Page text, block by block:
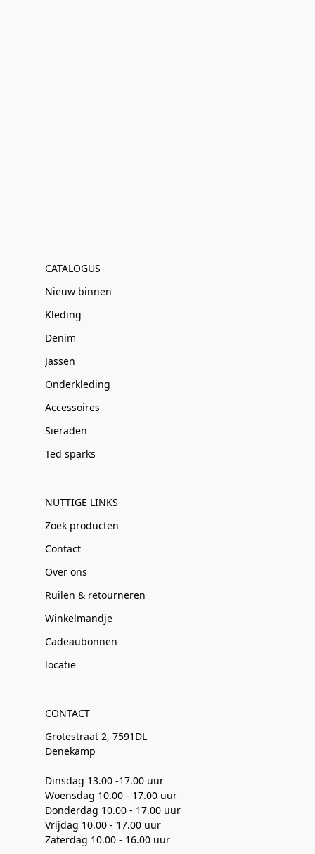
CATALOGUS
Nieuw binnen
Kleding
Denim
Jassen
Onderkleding
Accessoires
Sieraden
Ted sparks
NUTTIGE LINKS
Zoek producten
Contact
Over ons
Ruilen & retourneren
Winkelmandje
Cadeaubonnen
locatie
CONTACT
Grotestraat 2, 7591DL
Denekamp
Dinsdag 13.00 -17.00 uur
Woensdag 10.00 - 17.00 uur
Donderdag 10.00 - 17.00 uur
Vrijdag 10.00 - 17.00 uur
Zaterdag 10.00 - 16.00 uur